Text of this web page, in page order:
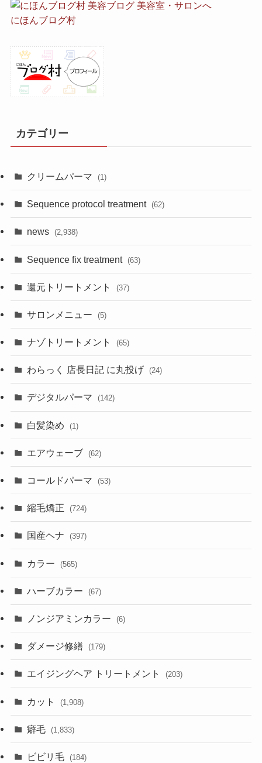
にほんブログ村
カテゴリー
クリームパーマ (1)
Sequence protocol treatment (62)
news (2,938)
Sequence fix treatment (63)
還元トリートメント (37)
サロンメニュー (5)
ナゾトリートメント (65)
わらっく 店長日記 に丸投げ (24)
デジタルパーマ (142)
白髪染め (1)
エアウェーブ (62)
コールドパーマ (53)
縮毛矯正 (724)
国産ヘナ (397)
カラー (565)
ハーブカラー (67)
ノンジアミンカラー (6)
ダメージ修繕 (179)
エイジングヘア トリートメント (203)
カット (1,908)
癖毛 (1,833)
ビビリ毛 (184)